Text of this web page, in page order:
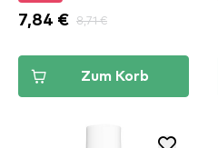
7,84 € 8,71 €
Zum Korb